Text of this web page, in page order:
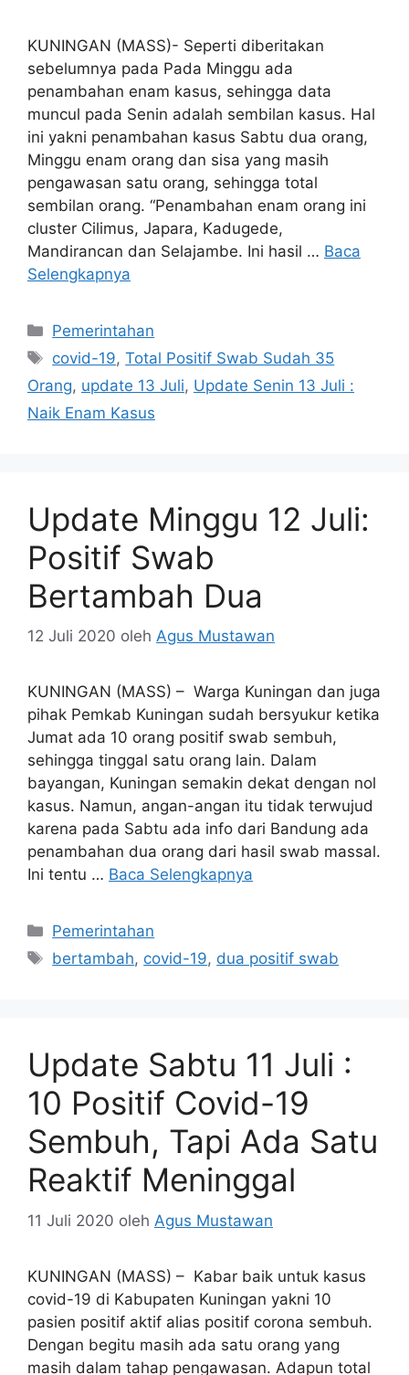
KUNINGAN (MASS)- Seperti diberitakan
sebelumnya pada Pada Minggu ada
penambahan enam kasus, sehingga data
muncul pada Senin adalah sembilan kasus. Hal
ini yakni penambahan kasus Sabtu dua orang,
Minggu enam orang dan sisa yang masih
pengawasan satu orang, sehingga total
sembilan orang. “Penambahan enam orang ini
cluster Cilimus, Japara, Kadugede,
Mandirancan dan Selajambe. Ini hasil … Baca
Selengkapnya
Kategori
Pemerintahan
Tag
covid-19,Total Positif Swab Sudah 35
Orang, update 13 Juli, Update Senin 13 Juli :
Naik Enam Kasus
Update Minggu 12 Juli:
Positif Swab
Bertambah Dua
12 Juli 2020 oleh Agus Mustawan
KUNINGAN (MASS) – Warga Kuningan dan juga
pihak Pemkab Kuningan sudah bersyukur ketika
Jumat ada 10 orang positif swab sembuh,
sehingga tinggal satu orang lain. Dalam
bayangan, Kuningan semakin dekat dengan nol
kasus. Namun, angan-angan itu tidak terwujud
karena pada Sabtu ada info dari Bandung ada
penambahan dua orang dari hasil swab massal.
Ini tentu … Baca Selengkapnya
Kategori
Pemerintahan
Tag
bertambah, covid-19, dua positif swab
Update Sabtu 11 Juli :
10 Positif Covid-19
Sembuh, Tapi Ada Satu
Reaktif Meninggal
11 Juli 2020 oleh Agus Mustawan
KUNINGAN (MASS) – Kabar baik untuk kasus
covid-19 di Kabupaten Kuningan yakni 10
pasien positif aktif alias positif corona sembuh.
Dengan begitu masih ada satu orang yang
masih dalam tahap pengawasan. Adapun total